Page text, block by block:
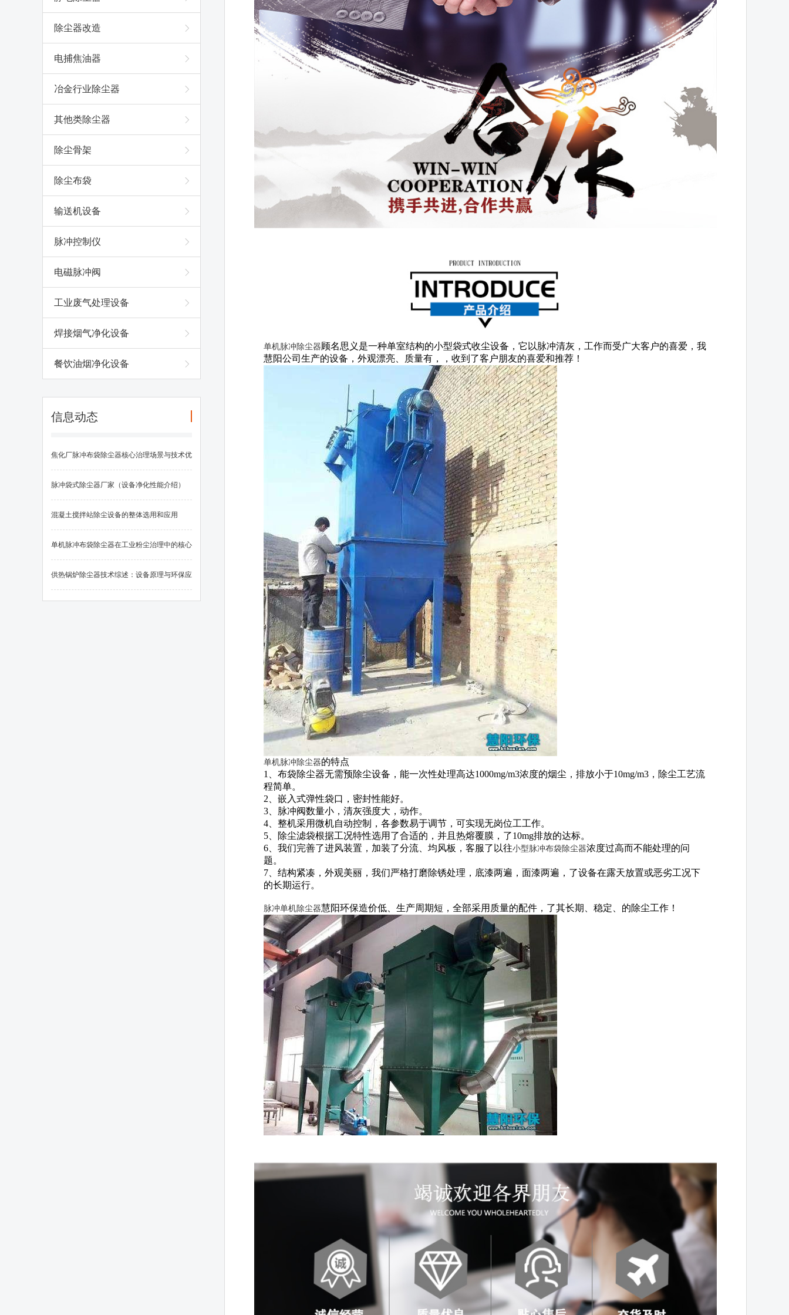
除尘器改造
电捕焦油器
冶金行业除尘器
其他类除尘器
除尘骨架
除尘布袋
输送机设备
脉冲控制仪
电磁脉冲阀
工业废气处理设备
焊接烟气净化设备
餐饮油烟净化设备
信息动态
焦化厂脉冲布袋除尘器核心治理场景与技术优
势
脉冲袋式除尘器厂家（设备净化性能介绍）
混凝土搅拌站除尘设备的整体选用和应用
单机脉冲布袋除尘器在工业粉尘治理中的核心
应用
供热锅炉除尘器技术综述：设备原理与环保应
单机脉冲除尘器 顾名思义是一种单室结构的小型袋式收尘设备，它以脉冲清灰，工作而受广大客户的喜爱，我
慧阳公司生产的设备，外观漂亮、质量有，，收到了客户朋友的喜爱和推荐！
单机脉冲除尘器的特点
1、布袋除尘器无需预除尘设备，能一次性处理高达1000mg/m3浓度的烟尘，排放小于10mg/m3，除尘工艺流
程简单。
2、嵌入式弹性袋口，密封性能好。
3、脉冲阀数量小，清灰强度大，动作。
4、整机采用微机自动控制，各参数易于调节，可实现无岗位工工作。
5、除尘滤袋根据工况特性选用了合适的，并且热熔覆膜，了10mg排放的达标。
6、我们完善了进风装置，加装了分流、均风板，客服了以往小型脉冲布袋除尘器浓度过高而不能处理的问
题。
7、结构紧凑，外观美丽，我们严格打磨除锈处理，底漆两遍，面漆两遍，了设备在露天放置或恶劣工况下
的长期运行。
脉冲单机除尘器慧阳环保造价低、生产周期短，全部采用质量的配件，了其长期、稳定、的除尘工作！